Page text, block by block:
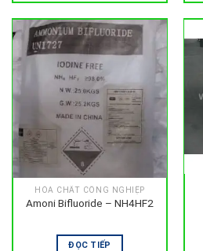
HÓA CHẤT CÔNG NGHIỆP
Amoni Bifluoride – NH4HF2
ĐỌC TIẾP